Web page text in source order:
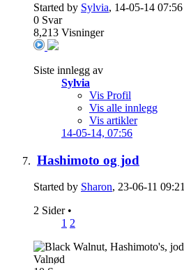
Started by Sylvia, 14-05-14 07:56
0 Svar
8,213 Visninger
Siste innlegg av
Sylvia
Vis Profil
Vis alle innlegg
Vis artikler
14-05-14, 07:56
Hashimoto og jod
Started by Sharon, 23-06-11 09:21
2 Sider •
1 2